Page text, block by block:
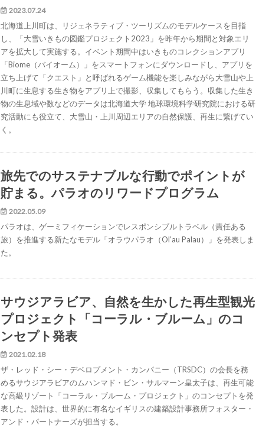
2023.07.24
北海道上川町は、リジェネラティブ・ツーリズムのモデルケースを目指
し、「大雪いきもの図鑑プロジェクト2023」を昨年から期間と対象エリ
アを拡大して実施する。イベント期間中はいきものコレクションアプリ
「Biome（バイオーム）」をスマートフォンにダウンロードし、アプリを
立ち上げて「クエスト」と呼ばれるゲーム機能を楽しみながら大雪山や上
川町に生息する生き物をアプリ上で撮影、収集してもらう。収集した生き
物の生息域や数などのデータは北海道大学 地球環境科学研究院における研
究活動にも役立て、大雪山・上川周辺エリアの自然保護、再生に繋げてい
く。
旅先でのサステナブルな行動でポイントが
貯まる。パラオのリワードプログラム
2022.05.09
パラオは、ゲーミフィケーションでレスポンシブルトラベル（責任ある
旅）を推進する新たなモデル「オラウパラオ（Ol’au Palau）」を発表しま
た。
サウジアラビア、自然を生かした再生型観光
プロジェクト「コーラル・ブルーム」のコ
ンセプト発表
2021.02.18
ザ・レッド・シー・デベロプメント・カンパニー（TRSDC）の会長を務
めるサウジアラビアのムハンマド・ビン・サルマーン皇太子は、再生可能
な高級リゾート「コーラル・ブルーム・プロジェクト」のコンセプトを発
表した。設計は、世界的に有名なイギリスの建築設計事務所フォスター・
アンド・パートナーズが担当する。